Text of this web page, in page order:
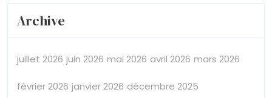
Archive
juillet 2026 juin 2026 mai 2026 avril 2026 mars 2026
février 2026 janvier 2026 décembre 2025